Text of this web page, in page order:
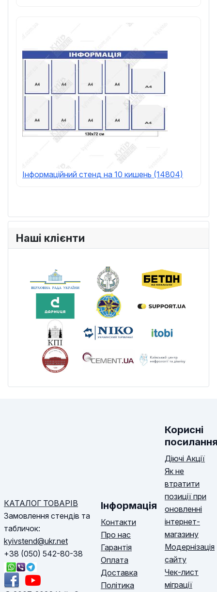
Інформаційний стенд на 10 кишень (14804)
Наші клієнти
КАТАЛОГ ТОВАРІВ
Замовлення стендів та
табличок:
kyivstend@ukr.net
+38 (050) 542-80-38
Інформація
Контакти
Про нас
Гарантія
Оплата
Доставка
Політика
Корисні
Діючі Акції
Як не
втратити
позиції при
оновленні
інтернет-
магазину
Модернізація
сайту
Чек-лист
міграції